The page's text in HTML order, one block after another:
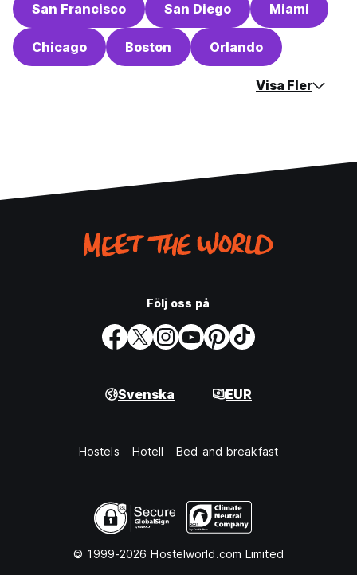
San Francisco San Diego Miami
Chicago Boston Orlando
Visa Fler
Följ oss på
Svenska EUR
Hostels Hotell Bed and breakfast
© 1999-2026 Hostelworld.com Limited